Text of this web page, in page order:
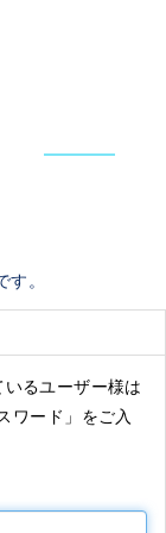
。
るユーザー様は
ワード」をご入